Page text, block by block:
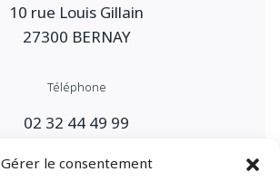
Gérer le consentement
10 rue Louis Gillain
27300 BERNAY
Téléphone
02 32 44 49 99